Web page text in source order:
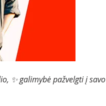
✨ galimybė pažvelgti į savo